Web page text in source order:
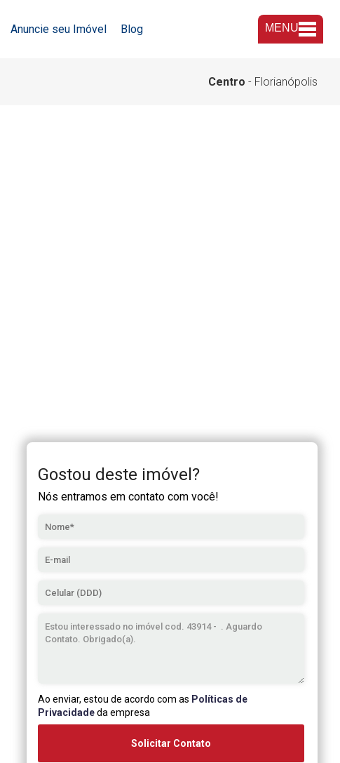
Anuncie seu Imóvel Blog MENU
Centro - Florianópolis
Gostou deste imóvel?
Nós entramos em contato com você!
Ao enviar, estou de acordo com as Políticas de
Privacidadeda empresa
Solicitar Contato